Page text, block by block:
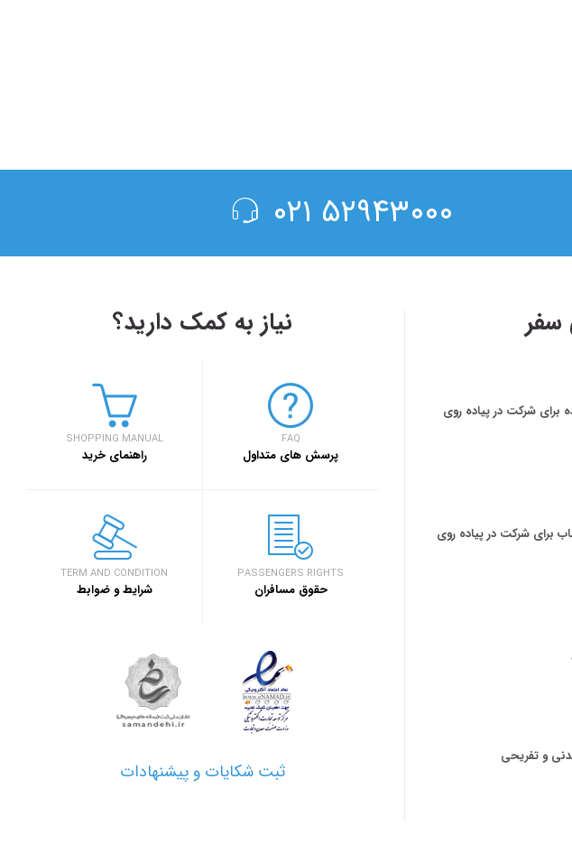
۵۲۹۴۳۰۰۰ ۰۲۱
سفر
شرکت در پیاده روی
برای شرکت در پیاده روی
سفر۷۲۴
نیاز به کمک دارید؟
SHOPPING MANUAL
راهنمای خرید
FAQ
پرسش های متداول
TERM AND CONDITION
شرایط و ضوابط
PASSENGERS RIGHTS
حقوق مسافران
ثبت شکایات و پیشنهادات